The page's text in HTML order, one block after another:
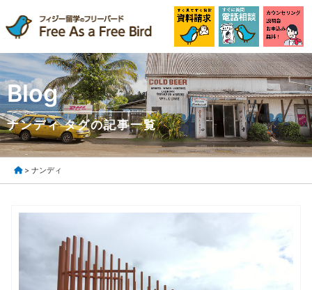
Blog
ナンディ タグの記事一覧
> ナンディ